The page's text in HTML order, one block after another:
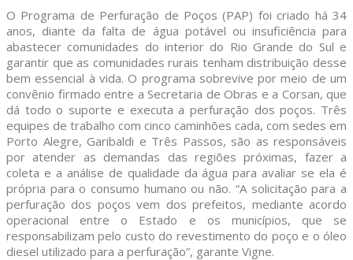
O Programa de Perfuração de Poços (PAP) foi criado há 34
anos, diante da falta de água potável ou insuficiência para
abastecer comunidades do interior do Rio Grande do Sul e
garantir que as comunidades rurais tenham distribuição desse
bem essencial à vida. O programa sobrevive por meio de um
convênio firmado entre a Secretaria de Obras e a Corsan, que
dá todo o suporte e executa a perfuração dos poços. Três
equipes de trabalho com cinco caminhões cada, com sedes em
Porto Alegre, Garibaldi e Três Passos, são as responsáveis
por atender as demandas das regiões próximas, fazer a
coleta e a análise de qualidade da água para avaliar se ela é
própria para o consumo humano ou não. “A solicitação para a
perfuração dos poços vem dos prefeitos, mediante acordo
operacional entre o Estado e os municípios, que se
responsabilizam pelo custo do revestimento do poço e o óleo
diesel utilizado para a perfuração”, garante Vigne.